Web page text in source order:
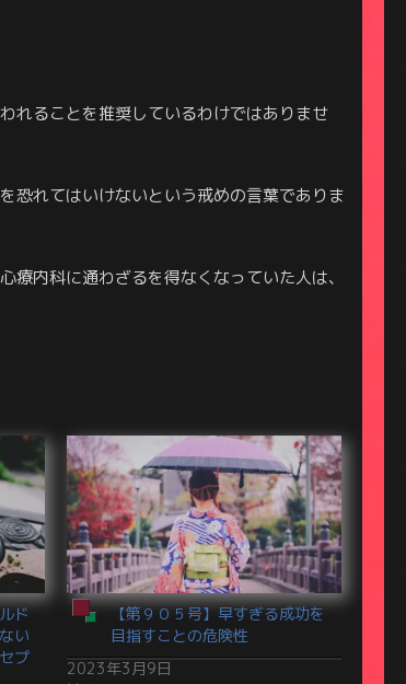
れることを推奨しているわけではありませ
恐れてはいけないという戒めの言葉でありま
内科に通わざるを得なくなっていた人は、
ド
い
プ
【第９０５号】早すぎる成功を
目指すことの危険性
2023年3月9日